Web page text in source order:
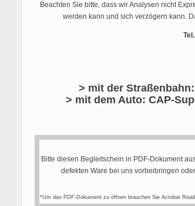
Beachten Sie bitte, dass wir Analysen nicht
werden kann und sich verzögern kann.
> mit der
> mit dem Auto: CAP-
Bitte diesen Begleitschein in PDF-Dokument
defekten Ware bei uns vorbeibringen
*Um das PDF-Dokument zu öffnen brauchen Sie Acrobat